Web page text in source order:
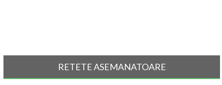
RETETE ASEMANATOARE